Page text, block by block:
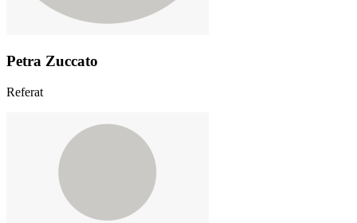
Petra Zuccato
Referat